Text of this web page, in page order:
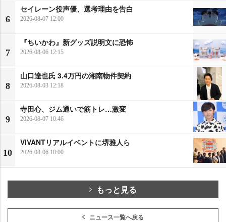
6
セイレーン役声優、選考理由を告白
2026-08-07 12:00
7
『ちいかわ』新グッズ説明文に恐怖
2026-08-06 12:15
8
山口達也氏 3.4万円の湘南物件契約
2026-08-03 12:18
9
寺田心、ジム通いで筋トレ…激変
2026-08-07 10:46
10
VIVANTリアルイベントに堺雅人ら
2026-08-06 18:00
もっと見る
ニュース一覧へ戻る